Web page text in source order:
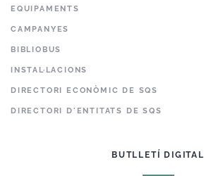
EQUIPAMENTS
CAMPANYES
BIBLIOBUS
INSTAL·LACIONS
DIRECTORI ECONÒMIC DE SQS
DIRECTORI D'ENTITATS DE SQS
BUTLLETÍ DIGITAL